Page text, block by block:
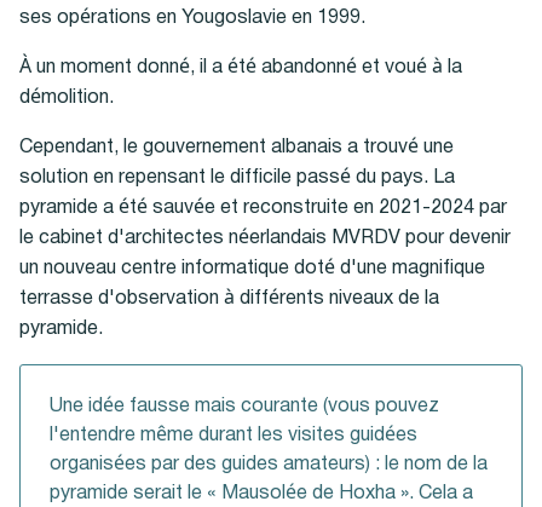
ses opérations en Yougoslavie en 1999.
À un moment donné, il a été abandonné et voué à la
démolition.
Cependant, le gouvernement albanais a trouvé une
solution en repensant le difficile passé du pays. La
pyramide a été sauvée et reconstruite en 2021-2024 par
le cabinet d'architectes néerlandais MVRDV pour devenir
un nouveau centre informatique doté d'une magnifique
terrasse d'observation à différents niveaux de la
pyramide.
Une idée fausse mais courante (vous pouvez
l'entendre même durant les visites guidées
organisées par des guides amateurs) : le nom de la
pyramide serait le « Mausolée de Hoxha ». Cela a